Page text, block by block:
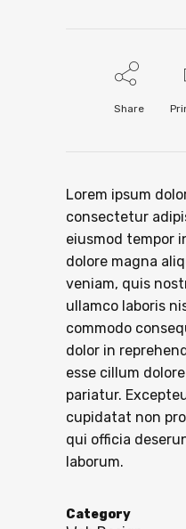
Share
Lorem ipsum
consectetur
eiusmod tempor
dolore magna
veniam, quis
ullamco laboris
commodo
dolor in
esse cillum
pariatur.
cupidatat non
qui officia
laborum.
Category